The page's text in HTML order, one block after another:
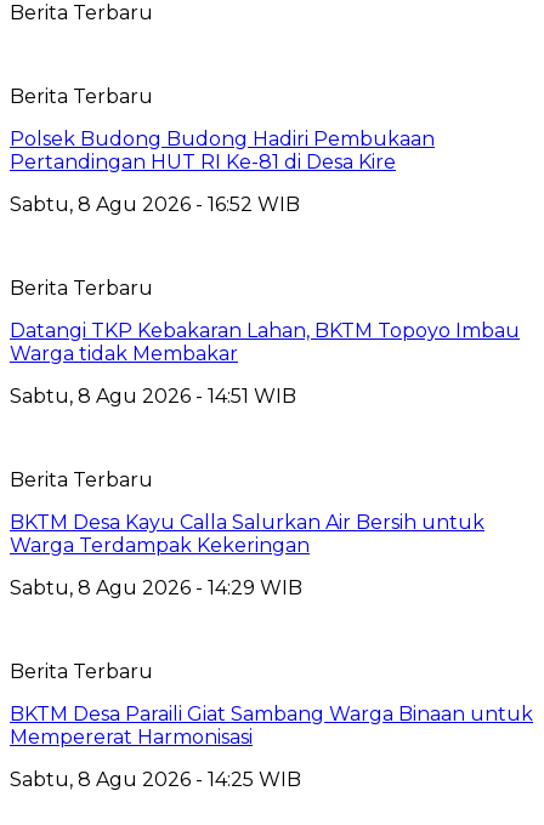
Berita Terbaru
Berita Terbaru
Polsek Budong Budong Hadiri Pembukaan
Pertandingan HUT RI Ke-81 di Desa Kire
Sabtu, 8 Agu 2026 - 16:52 WIB
Berita Terbaru
Datangi TKP Kebakaran Lahan, BKTM Topoyo Imbau
Warga tidak Membakar
Sabtu, 8 Agu 2026 - 14:51 WIB
Berita Terbaru
BKTM Desa Kayu Calla Salurkan Air Bersih untuk
Warga Terdampak Kekeringan
Sabtu, 8 Agu 2026 - 14:29 WIB
Berita Terbaru
BKTM Desa Paraili Giat Sambang Warga Binaan untuk
Mempererat Harmonisasi
Sabtu, 8 Agu 2026 - 14:25 WIB